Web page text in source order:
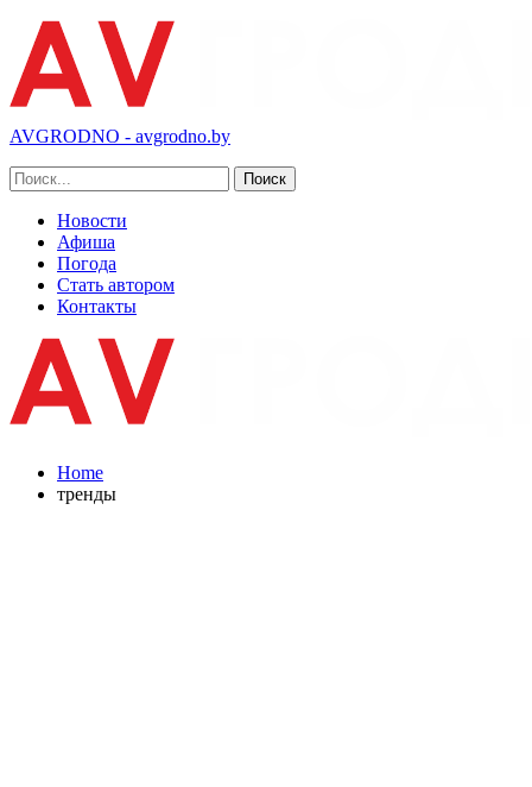
AVGRODNO - avgrodno.by
Новости
Афиша
Погода
Стать автором
Контакты
Home
тренды